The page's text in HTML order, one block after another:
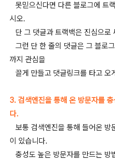
못믿으신다면 다른 블로그에 트
시오.
단 그 댓글과 트랙백은 진심으로
그런 단 한 줄의 댓글은 그 블로
까지 관심을
끌게 만들고 댓글링크를 타고 오
3. 검색엔진을 통해 온 방문자를
다.
보통 검색엔진을 통해 들어온 방
이 있습니다.
충성도 높은 방문자를 만드는 방